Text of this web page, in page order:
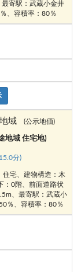
寄駅：武蔵小金井
、容積率：80％
域 (公示地価)
地域 住宅地)
分)
住宅、建物構造：木
：0階、前面道路状
、最寄駅：武蔵小
％、容積率：80％